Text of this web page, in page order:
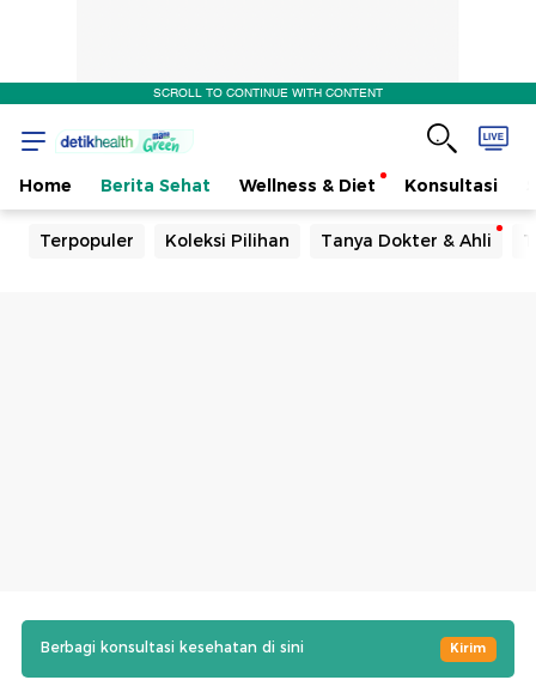
SCROLL TO CONTINUE WITH CONTENT
Home Berita Sehat Wellness & Diet Konsultasi
Terpopuler Koleksi Pilihan Tanya Dokter & Ahli
Berbagi konsultasi kesehatan di sini Kirim